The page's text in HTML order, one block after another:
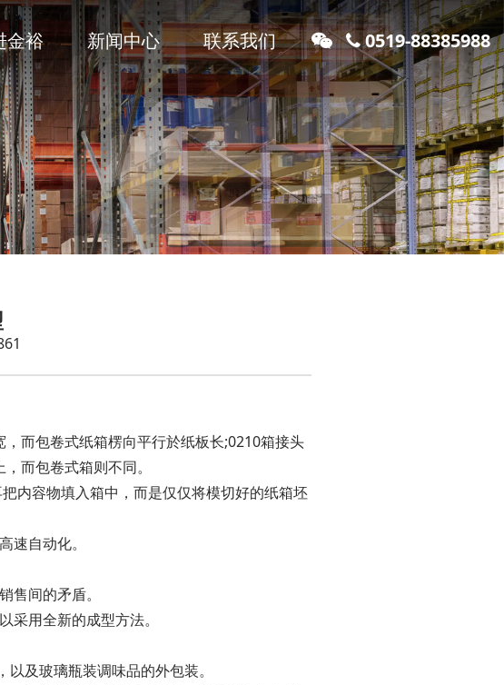
金裕 新闻中心 联系我们 0519-88385988
而包卷式纸箱楞向平行於纸板长;0210箱接头
而包卷式箱则不同。
内容物填入箱中，而是仅仅将模切好的纸箱坯
速自动化。
间的矛盾。
用全新的成型方法。
及玻璃瓶装调味品的外包装。